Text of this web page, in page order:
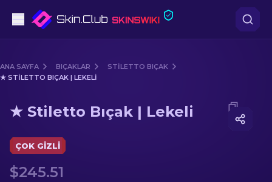
Orta seviye
Tüfek
Dürbünlü Tüfek
Bıçaklar
ANA SAYFA BIÇAKLAR
STILETTO BIÇAK
★ STILETTO BIÇAK | LEKELI
Media of ★ Stiletto Bıçak | Lekeli
★ Stiletto Bıçak | Lekeli
ÇOK GIZLI
$245.51